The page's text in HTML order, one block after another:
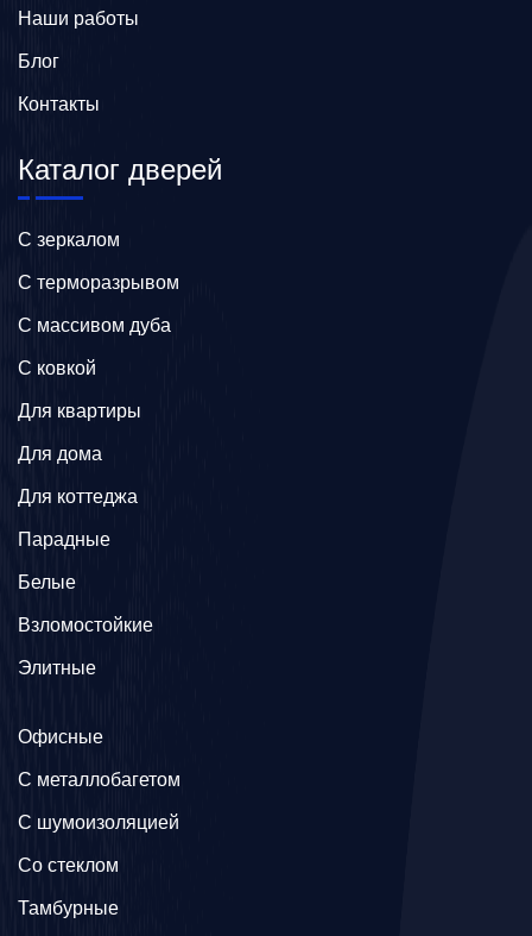
Наши работы
Блог
Контакты
Каталог дверей
C зеркалом
C терморазрывом
C массивом дуба
C ковкой
Для квартиры
Для дома
Для коттеджа
Парадные
Белые
Взломостойкие
Элитные
Офисные
C металлобагетом
С шумоизоляцией
Со стеклом
Тамбурные